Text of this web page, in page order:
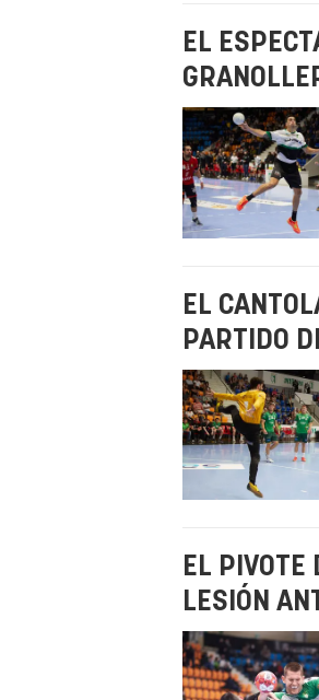
EL
EL
PARTIDO
EL PIVOTE
LESIÓN